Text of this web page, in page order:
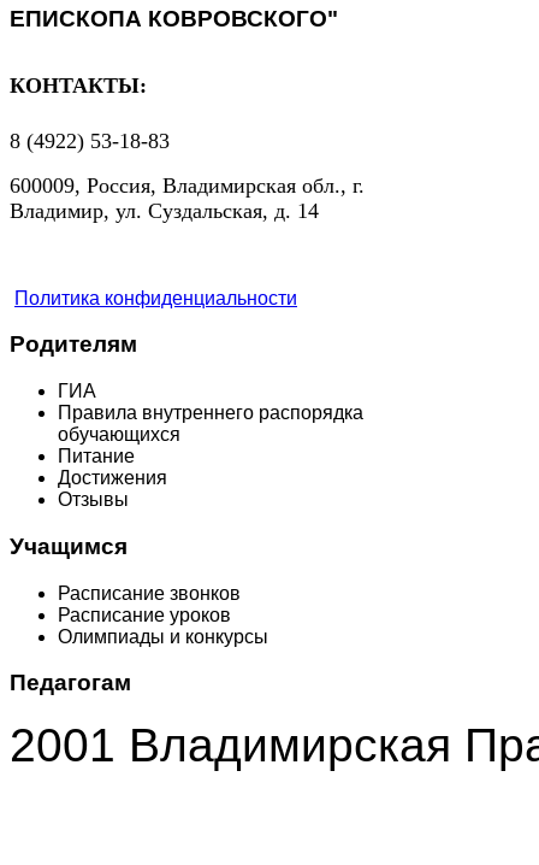
ЕПИСКОПА КОВРОВСКОГО"
КОНТАКТЫ:
8 (4922) 53-18-83
600009, Россия, Владимирская обл., г.
Владимир, ул. Суздальская, д. 14
Политика конфиденциальности
Родителям
ГИА
Правила внутреннего распорядка
обучающихся
Питание
Достижения
Отзывы
Учащимся
Расписание звонков
Расписание уроков
Олимпиады и конкурсы
Педагогам
2001 Владимирская